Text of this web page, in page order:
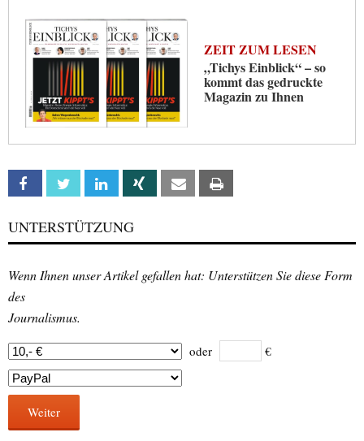
ZEIT ZUM LESEN
„Tichys Einblick“ – so
kommt das gedruckte
Magazin zu Ihnen
Facebook Twitter Linkedin Xing Email
UNTERSTÜTZUNG
Wenn Ihnen unser Artikel gefallen hat: Unterstützen Sie diese Form
des
Journalismus.
oder €
Weiter